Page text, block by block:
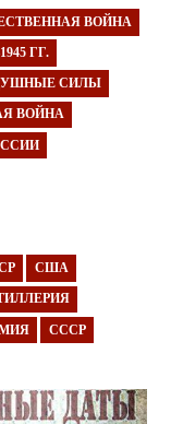
ВОЙНА
ГГ.
СИЛЫ
ВОЙНА
США
СССР